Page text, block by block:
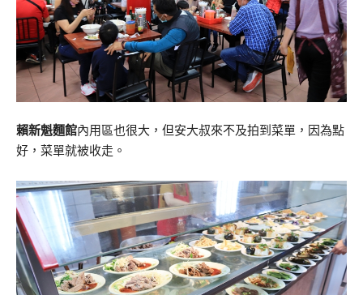
賴新魁麵館內用區也很大，但安大叔來不及拍到菜單，因為點
好，菜單就被收走。